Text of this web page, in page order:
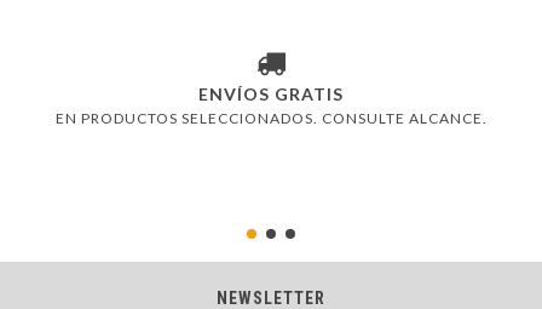
ENVÍOS GRATIS
EN PRODUCTOS SELECCIONADOS. CONSULTE ALCANCE.
NEWSLETTER